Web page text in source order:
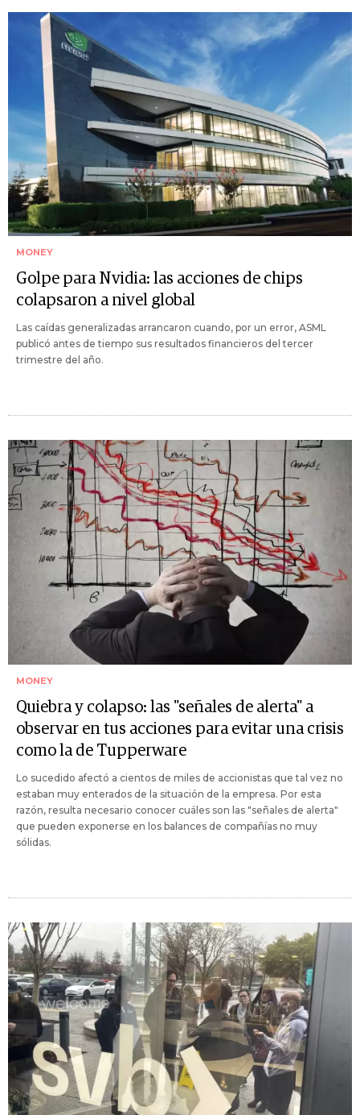
MONEY
Golpe para Nvidia: las acciones de chips
colapsaron a nivel global
Las caídas generalizadas arrancaron cuando, por un error, ASML
publicó antes de tiempo sus resultados financieros del tercer
trimestre del año.
MONEY
Quiebra y colapso: las "señales de alerta" a
observar en tus acciones para evitar una crisis
como la de Tupperware
Lo sucedido afectó a cientos de miles de accionistas que tal vez no
estaban muy enterados de la situación de la empresa. Por esta
razón, resulta necesario conocer cuáles son las "señales de alerta"
que pueden exponerse en los balances de compañías no muy
sólidas.